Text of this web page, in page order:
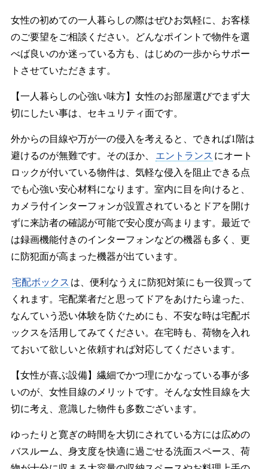
女性の初めての一人暮らしの際はぜひお気軽に、お客様
のご要望をご相談ください。どんなポイントで物件を選
べば良いのか迷っている方も、はじめの一歩からサポー
トさせていただきます。
【一人暮らしの心強い味方】女性のお部屋選びでまず大
切にしたい事は、セキュリティ面です。
外からの目線や万が一の侵入を考えると、できれば1階は
避けるのが無難です。そのほか、
エントランス にオート
ロックが付いている物件は、気軽な侵入を阻止できる点
でも心強い安心材料になります。室内に目を向けると、
カメラ付インターフォンが設置されているとドアを開け
ずに来訪者の確認が可能で安心度が高まります。最近で
は録画機能付きのインターフォンなどの機器も多く、更
に防犯面が高まった機器が出ています。
宅配ボックス は、便利なうえに防犯対策にも一役買って
くれます。宅配業者だと思ってドアをあけたら違った、
なんていう恐い体験を防ぐためにも、不安な時は宅配ボ
ックスを活用してみてください。在宅時も、荷物を入れ
ておいて欲しいと依頼すれば対応してくださいます。
【女性が喜ぶ設備】繊細でかつ理にかなっている事が多
いのが、女性目線のメリットです。そんな女性目線を大
切に考え、意識した物件も多数ございます。
ゆったりと寛ぎの時間を大切にされている方には広めの
バスルーム、身支度を快適に過ごせる洗面スペース、荷